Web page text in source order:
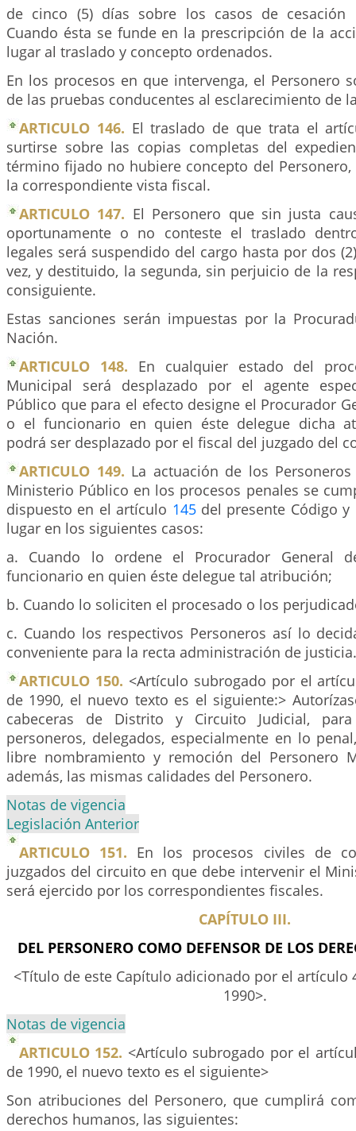
de cinco (5) días sobre los casos de cesación
Cuando ésta se funde en la prescripción de la
lugar al traslado y concepto ordenados.
En los procesos en que intervenga, el Personero
de las pruebas conducentes al esclarecimiento de
ARTICULO 146. El traslado de que trata el
surtirse sobre las copias completas del
término fijado no hubiere concepto del Personero,
la correspondiente vista fiscal.
ARTICULO 147. El Personero que sin justa
oportunamente o no conteste el traslado
legales será suspendido del cargo hasta por dos
vez, y destituido, la segunda, sin perjuicio de la
consiguiente.
Estas sanciones serán impuestas por la
Nación.
ARTICULO 148. En cualquier estado del
Municipal será desplazado por el agente
Público que para el efecto designe el Procurador
o el funcionario en quien éste delegue dicha
podrá ser desplazado por el fiscal del juzgado del
ARTICULO 149. La actuación de los
Ministerio Público en los procesos penales se
dispuesto en el artículo 145del presente Código y
lugar en los siguientes casos:
a. Cuando lo ordene el Procurador General
funcionario en quien éste delegue tal atribución;
b. Cuando lo soliciten el procesado o los
c. Cuando los respectivos Personeros así lo
conveniente para la recta administración de justicia.
ARTICULO 150. <Artículo subrogado por el
de 1990, el nuevo texto es el siguiente:>
cabeceras de Distrito y Circuito Judicial,
personeros, delegados, especialmente en lo
libre nombramiento y remoción del Personero
además, las mismas calidades del Personero.
Notas de vigencia
Legislación Anterior
ARTICULO 151. En los procesos civiles de
juzgados del circuito en que debe intervenir el
será ejercido por los correspondientes fiscales.
CAPÍTULO III.
DEL PERSONERO COMO DEFENSOR DE LOS
<Título de este Capítulo adicionado por el artículo
1990>.
Notas de vigencia
ARTICULO 152. <Artículo subrogado por el
de 1990, el nuevo texto es el siguiente>
Son atribuciones del Personero, que cumplirá
derechos humanos, las siguientes: